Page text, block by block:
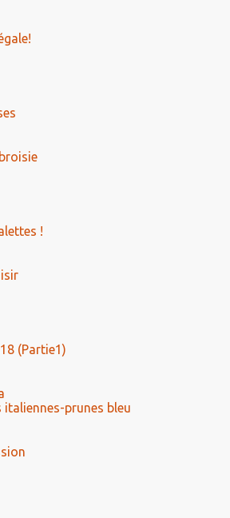
!
(Partie1)
italiennes-prunes bleu